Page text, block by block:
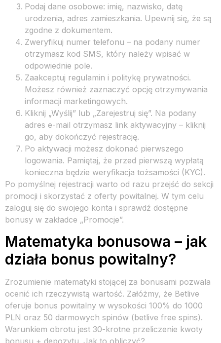
Podaj dane osobowe: imię, nazwisko, datę
urodzenia, adres zamieszkania. Upewnij się, że są
zgodne z dokumentem.
Zweryfikuj numer telefonu – na podany numer
otrzymasz kod SMS, który należy wpisać w
odpowiednie pole.
Zaakceptuj regulamin i politykę prywatności.
Możesz również zaznaczyć opcję otrzymywania
informacji marketingowych.
Kliknij „Wyślij” lub „Zarejestruj się”. Na podany
adres e-mail otrzymasz link aktywacyjny – kliknij
go, aby dokończyć rejestrację.
Po aktywacji możesz dokonać pierwszego
logowania. Pamiętaj, że przed pierwszą wypłatą
konieczna będzie weryfikacja tożsamości (KYC).
Po pomyślnej rejestracji warto od razu przejść do sekcji
promocji i skorzystać z oferty powitalnej. W tym celu
zaloguj się do swojego konta i sprawdź dostępne
bonusy w zakładce „Promocje”.
Matematyka bonusowa – jak
działa bonus powitalny?
Zrozumienie matematyki stojącej za bonusami pozwala
ocenić ich rzeczywistą wartość. Załóżmy, że Betlive
oferuje bonus powitalny w wysokości 100% do 1000
PLN oraz 50 darmowych spinów (betlive free spins).
Warunkiem obrotu jest 30-krotne przeliczenie kwoty
bonusu + depozytu. Jak to obliczyć?